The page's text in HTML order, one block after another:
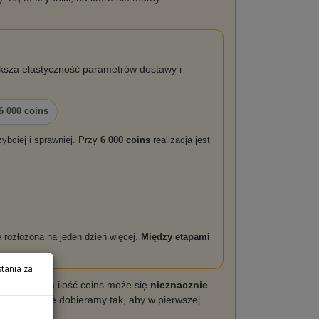
elastyczność parametrów dostawy i
000 coins
i sprawniej. Przy 6 000 coins realizacja jest
na jeden dzień więcej. Między etapami
ilość coins może się nieznacznie
zawsze dobieramy tak, aby w pierwszej
za